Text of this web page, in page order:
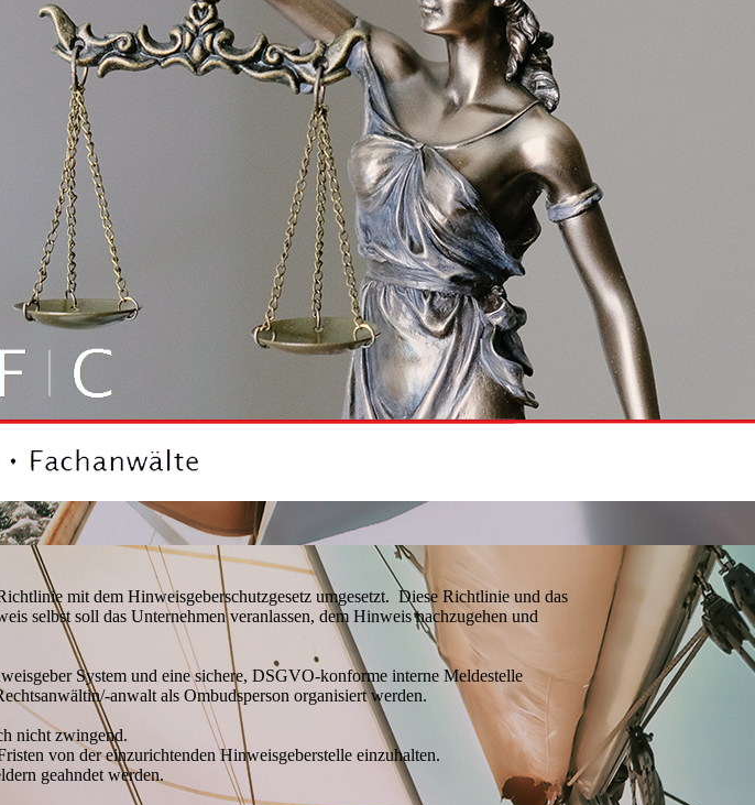
mit dem Hinweisgeberschutzgesetz umgesetzt. Diese Richtlinie und das
selbst soll das Unternehmen veranlassen, dem Hinweis nachzugehen und
System und eine sichere, DSGVO-konforme interne Meldestelle
anwalt als Ombudsperson organisiert werden.
nicht zwingend.
von der einzurichtenden Hinweisgeberstelle einzuhalten.
geahndet werden.